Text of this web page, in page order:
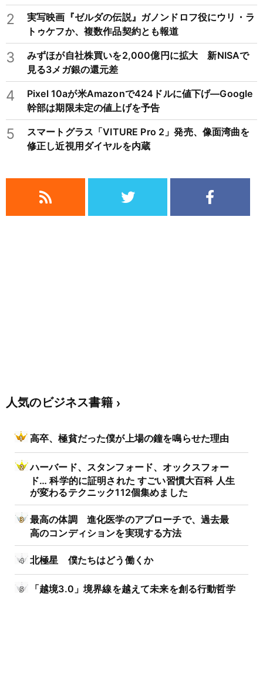
2
実写映画『ゼルダの伝説』ガノンドロフ役にウリ・ラ
トゥケフか、複数作品契約とも報道
3
みずほが自社株買いを2,000億円に拡大 新NISAで
見る3メガ銀の還元差
4
Pixel 10aが米Amazonで424ドルに値下げ―Google
幹部は期限未定の値上げを予告
5
スマートグラス「VITURE Pro 2」発売、像面湾曲を
修正し近視用ダイヤルを内蔵
人気のビジネス書籍
高卒、極貧だった僕が上場の鐘を鳴らせた理由
ハーバード、スタンフォード、オックスフォー
ド… 科学的に証明された すごい習慣大百科 人生
が変わるテクニック112個集めました
最高の体調 進化医学のアプローチで、過去最
高のコンディションを実現する方法
北極星 僕たちはどう働くか
「越境3.0」境界線を越えて未来を創る行動哲学